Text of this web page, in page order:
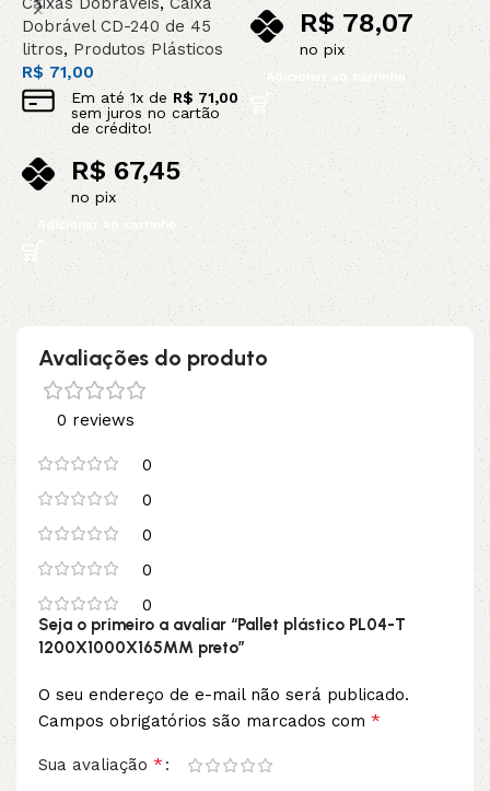
Dobrável CD-240 de 45
litros, Produtos Plásticos
R$ 71,00
Em até 1x deR$71,00
sem juros no cartão
de crédito!
R$67,45
no pix
Adicionar ao carrinho
R$78,07
no pix
Adicionar ao carrinho
Avaliações do produto
0 reviews
0
0
0
0
0
Seja o primeiro a avaliar “Pallet plástico PL04-T
1200X1000X165MM preto”
O seu endereço de e-mail não será publicado.
Campos obrigatórios são marcados com *
Sua avaliação *